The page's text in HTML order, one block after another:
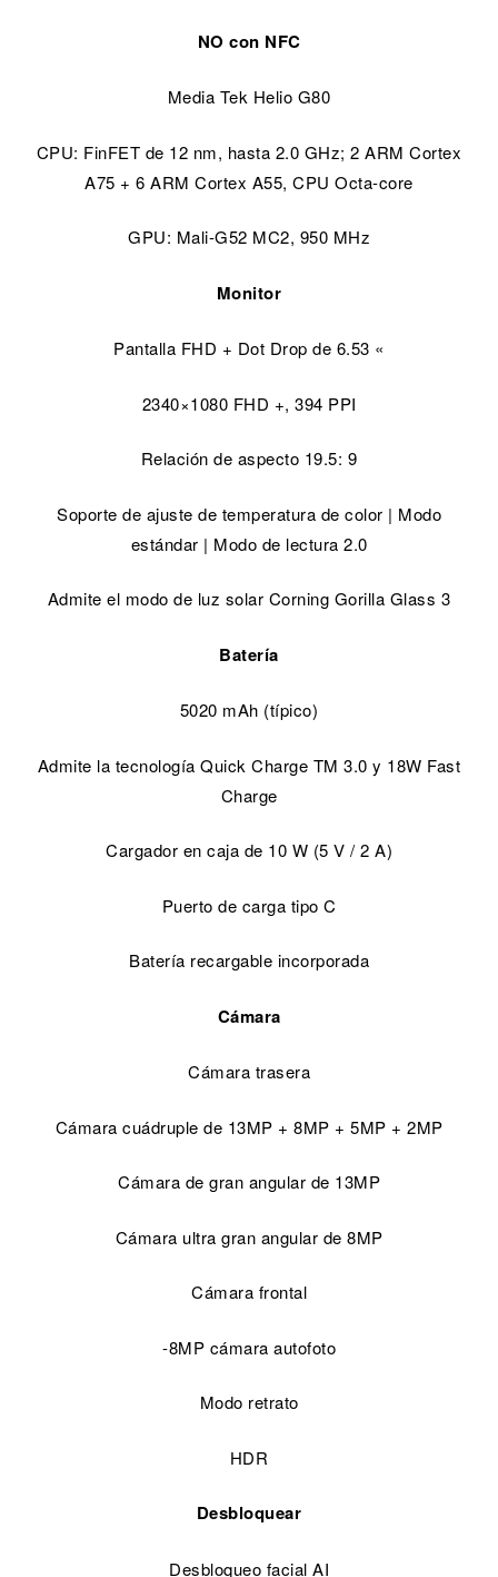
NO con NFC
Media Tek Helio G80
CPU: FinFET de 12 nm, hasta 2.0 GHz; 2 ARM Cortex
A75 + 6 ARM Cortex A55, CPU Octa-core
GPU: Mali-G52 MC2, 950 MHz
Monitor
Pantalla FHD + Dot Drop de 6.53 «
2340×1080 FHD +, 394 PPI
Relación de aspecto 19.5: 9
Soporte de ajuste de temperatura de color | Modo
estándar | Modo de lectura 2.0
Admite el modo de luz solar Corning Gorilla Glass 3
Batería
5020 mAh (típico)
Admite la tecnología Quick Charge TM 3.0 y 18W Fast
Charge
Cargador en caja de 10 W (5 V / 2 A)
Puerto de carga tipo C
Batería recargable incorporada
Cámara
Cámara trasera
Cámara cuádruple de 13MP + 8MP + 5MP + 2MP
Cámara de gran angular de 13MP
Cámara ultra gran angular de 8MP
Cámara frontal
-8MP cámara autofoto
Modo retrato
HDR
Desbloquear
Desbloqueo facial AI